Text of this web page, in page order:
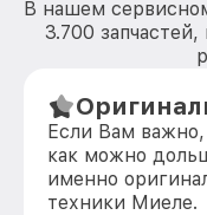
В нашем
3.700
Если Вам
как можно
именно
техники Миеле.